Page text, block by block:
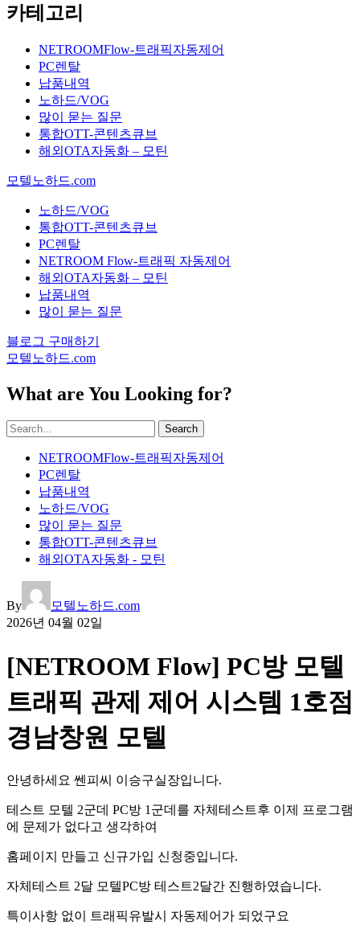
카테고리
NETROOMFlow-트래픽자동제어
PC렌탈
납품내역
노하드/VOG
많이 묻는 질문
통합OTT-콘텐츠큐브
해외OTA자동화 – 모틴
모텔노하드.com
노하드/VOG
통합OTT-콘텐츠큐브
PC렌탈
NETROOM Flow-트래픽 자동제어
해외OTA자동화 – 모틴
납품내역
많이 묻는 질문
블로그 구매하기
모텔노하드.com
What are You Looking for?
Search
NETROOMFlow-트래픽자동제어
PC렌탈
납품내역
노하드/VOG
많이 묻는 질문
통합OTT-콘텐츠큐브
해외OTA자동화 - 모틴
By
모텔노하드.com
2026년 04월 02일
[NETROOM Flow] PC방 모텔
트래픽 관제 제어 시스템 1호점
경남창원 모텔
안녕하세요 쎈피씨 이승구실장입니다.
테스트 모텔 2군데 PC방 1군데를 자체테스트후 이제 프로그램
에 문제가 없다고 생각하여
홈페이지 만들고 신규가입 신청중입니다.
자체테스트 2달 모텔PC방 테스트2달간 진행하였습니다.
특이사항 없이 트래픽유발시 자동제어가 되었구요